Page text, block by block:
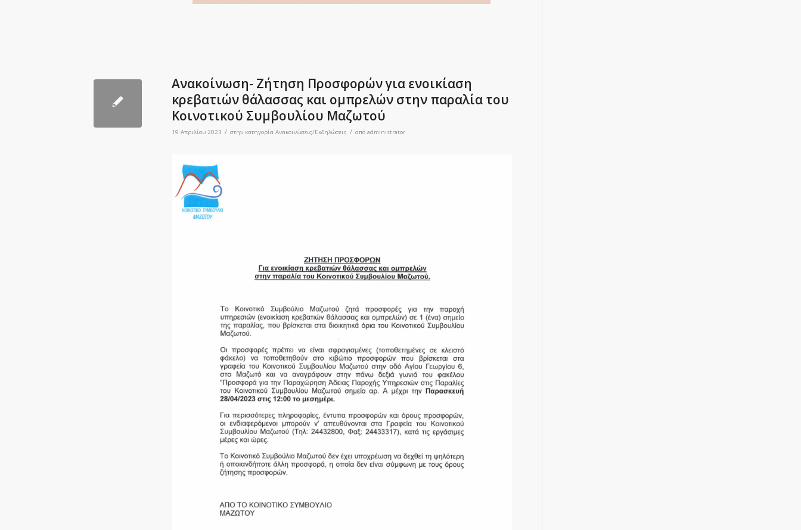
Ανακοίνωση- Ζήτηση Προσφορών για ενοικίαση
κρεβατιών θάλασσας και ομπρελών στην παραλία του
Κοινοτικού Συμβουλίου Μαζωτού
19 Απριλίου 2023 / στην κατηγορία Ανακοινώσεις/Εκδηλώσεις / από administrator